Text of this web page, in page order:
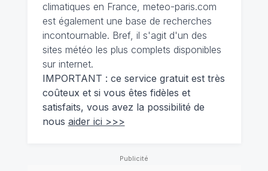
climatiques en France, meteo-paris.com
est également une base de recherches
incontournable. Bref, il s'agit d'un des
sites météo les plus complets disponibles
sur internet.
IMPORTANT : ce service gratuit est très
coûteux et si vous êtes fidèles et
satisfaits, vous avez la possibilité de
nous aider ici >>>